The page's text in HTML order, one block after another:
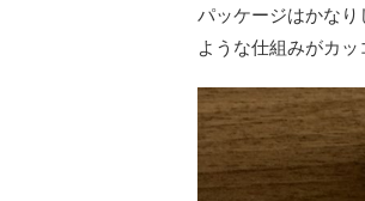
パッケージはかな
ような仕組みがカッ